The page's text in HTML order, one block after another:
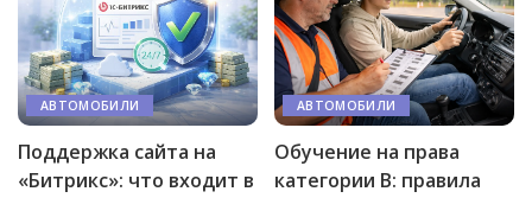
АВТОМОБИЛИ
Поддержка сайта на
«Битрикс»: что входит в
АВТОМОБИЛИ
Обучение на права
категории B: правила